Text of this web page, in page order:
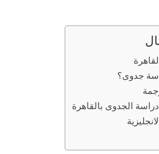
جدوى؟
الجدوى بالقاهرة